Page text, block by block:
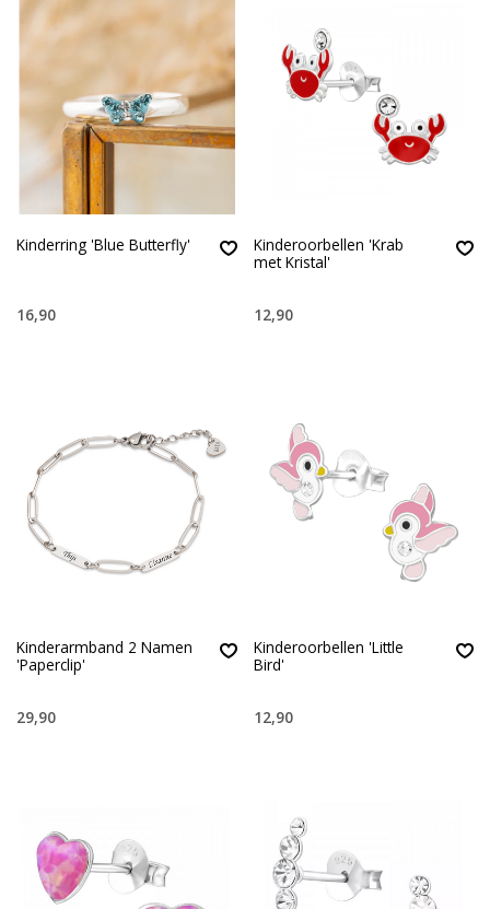
Kinderring 'Blue Butterfly'
16,90
Kinderoorbellen 'Krab
met Kristal'
12,90
Kinderarmband 2 Namen
'Paperclip'
29,90
Kinderoorbellen 'Little
Bird'
12,90